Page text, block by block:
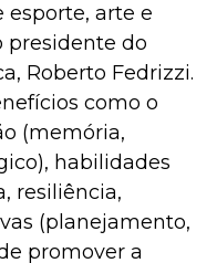
esporte, arte e
presidente do
Roberto Fedrizzi.
como o
(memória,
habilidades
resiliência,
(planejamento,
promover a